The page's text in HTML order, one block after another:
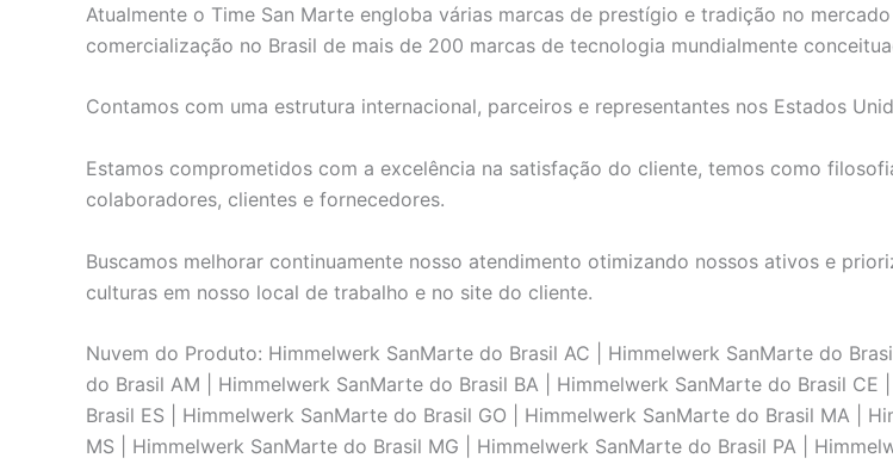
Atualmente o Time San Marte engloba várias marcas de prestígio e tradição no
comercialização no Brasil de mais de 200 marcas de tecnologia mundialmente
Contamos com uma estrutura internacional, parceiros e representantes nos Estados
Estamos comprometidos com a excelência na satisfação do cliente, temos como
colaboradores, clientes e fornecedores.
Buscamos melhorar continuamente nosso atendimento otimizando nossos ativos e
culturas em nosso local de trabalho e no site do cliente.
Nuvem do Produto: Himmelwerk SanMarte do Brasil AC | Himmelwerk SanMarte do
do Brasil AM | Himmelwerk SanMarte do Brasil BA | Himmelwerk SanMarte do Brasil
Brasil ES | Himmelwerk SanMarte do Brasil GO | Himmelwerk SanMarte do Brasil MA |
MS | Himmelwerk SanMarte do Brasil MG | Himmelwerk SanMarte do Brasil PA |